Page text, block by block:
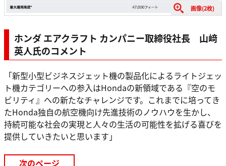
画像(2枚)
ホンダ エアクラフト カンパニー取締役社長 山﨑
英人氏のコメント
「新型小型ビジネスジェット機の製品化によるライトジェッ
ト機カテゴリーへの参入はHondaの新領域である『空のモ
ビリティ』への新たなチャレンジです。これまでに培ってき
たHonda独自の航空機向け先進技術のノウハウを生かし、
持続可能な社会の実現と人々の生活の可能性を拡げる喜びを
提供していきたいと思います」
次のページ